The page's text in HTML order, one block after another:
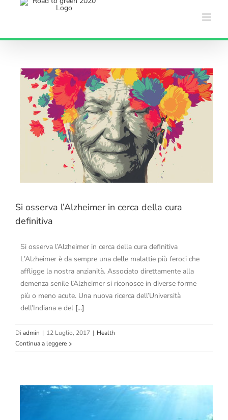
Si osserva l’Alzheimer in cerca della cura
definitiva
Si osserva l’Alzheimer in cerca della cura definitiva
L’Alzheimer è da sempre una delle malattie più feroci che
affligge la nostra anzianità. Associato direttamente alla
demenza senile l’Alzheimer si riconosce in diverse forme
più o meno acute. Una nuova ricerca dell’Università
dell’Indiana e del [...]
Di admin | 12 Luglio, 2017 | Health
Continua a leggere